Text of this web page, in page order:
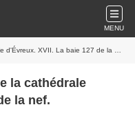
MENU
XVII. La baie 127 de la nef.
la cathédrale
la nef.